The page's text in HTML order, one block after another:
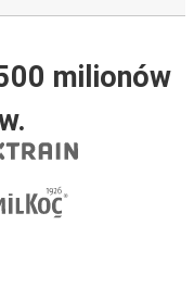
milionów